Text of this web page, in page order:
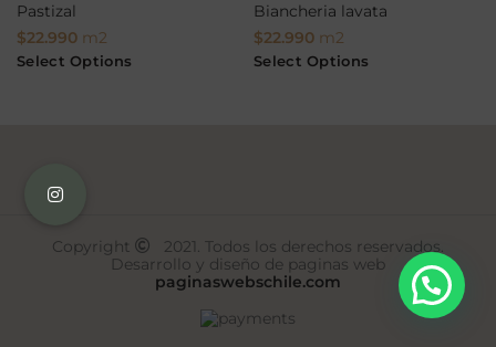
Pastizal
$22.990 m2
Select Options
Biancheria lavata
$22.990 m2
Select Options
Copyright
2021. Todos los derechos reservados.
Desarrollo y diseño de paginas web
paginaswebschile.com